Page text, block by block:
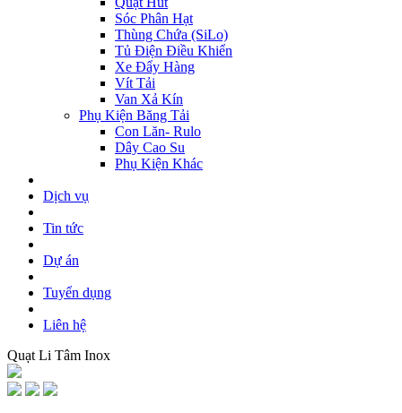
Sóc Phân Hạt
Thùng Chứa (SiLo)
Tủ Điện Điều Khiển
Xe Đẩy Hàng
Vít Tải
Van Xả Kín
Phụ Kiện Băng Tải
Con Lăn- Rulo
Dây Cao Su
Phụ Kiện Khác
Dịch vụ
Tin tức
Dự án
Tuyển dụng
Liên hệ
Quạt Li Tâm Inox